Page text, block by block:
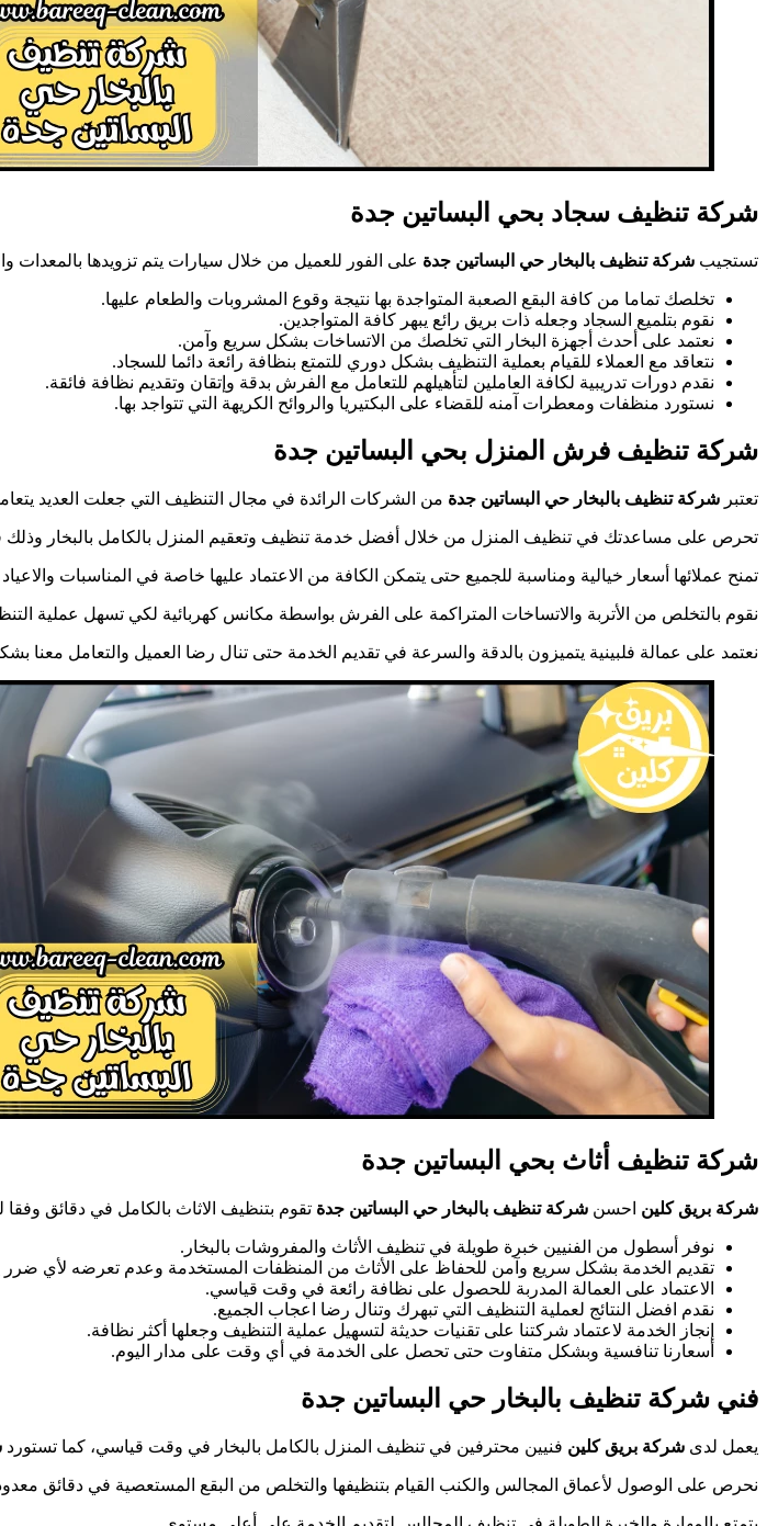
شركة تنظيف سجاد بحي البساتين جدة
تستجيب شركة تنظيف بالبخار حي البساتين جدة على الفور للعميل من خلال سيارات يتم تزويدها بالمعدات
تخلصك تماما من كافة البقع الصعبة المتواجدة بها نتيجة وقوع المشروبات والطعام عليها.
نقوم بتلميع السجاد وجعله ذات بريق رائع يبهر كافة المتواجدين.
نعتمد على أحدث أجهزة البخار التي تخلصك من الاتساخات بشكل سريع وآمن.
نتعاقد مع العملاء للقيام بعملية التنظيف بشكل دوري للتمتع بنظافة رائعة دائما للسجاد.
نقدم دورات تدريبية لكافة العاملين لتأهيلهم للتعامل مع الفرش بدقة وإتقان وتقديم نظافة فائقة.
نستورد منظفات ومعطرات آمنه للقضاء على البكتيريا والروائح الكريهة التي تتواجد بها.
شركة تنظيف فرش المنزل بحي البساتين جدة
تعتبر شركة تنظيف بالبخار حي البساتين جدة من الشركات الرائدة في مجال التنظيف التي جعلت العديد
تحرص على مساعدتك في تنظيف المنزل من خلال أفضل خدمة تنظيف وتعقيم المنزل بالكامل بالبخار وذلك
تمنح عملائها أسعار خيالية ومناسبة للجميع حتى يتمكن الكافة من الاعتماد عليها خاصة في المناسبات
نقوم بالتخلص من الأتربة والاتساخات المتراكمة على الفرش بواسطة مكانس كهربائية لكي تسهل عملية
نعتمد على عمالة فلبينية يتميزون بالدقة والسرعة في تقديم الخدمة حتى تنال رضا العميل والتعامل معنا
شركة تنظيف أثاث بحي البساتين جدة
شركة بريق كلين احسن شركة تنظيف بالبخار حي البساتين جدة تقوم بتنظيف الاثاث بالكامل في دقائق وفقا
نوفر أسطول من الفنيين خبرة طويلة في تنظيف الأثاث والمفروشات بالبخار.
تقديم الخدمة بشكل سريع وآمن للحفاظ على الأثاث من المنظفات المستخدمة وعدم تعرضه لأي ضرر
الاعتماد على العمالة المدربة للحصول على نظافة رائعة في وقت قياسي.
نقدم افضل النتائج لعملية التنظيف التي تبهرك وتنال رضا اعجاب الجميع.
إنجاز الخدمة لاعتماد شركتنا على تقنيات حديثة لتسهيل عملية التنظيف وجعلها أكثر نظافة.
أسعارنا تنافسية وبشكل متفاوت حتى تحصل على الخدمة في أي وقت على مدار اليوم.
فني شركة تنظيف بالبخار حي البساتين جدة
يعمل لدى شركة بريق كلين فنيين محترفين في تنظيف المنزل بالكامل بالبخار في وقت قياسي، كما تستورد
نحرص على الوصول لأعماق المجالس والكنب القيام بتنظيفها والتخلص من البقع المستعصية في دقائق